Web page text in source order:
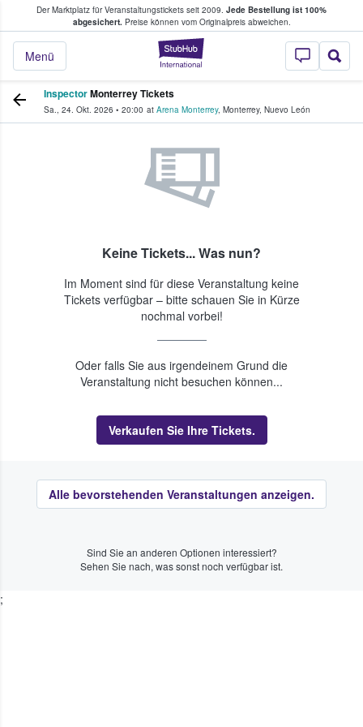
Der Marktplatz für Veranstaltungstickets seit 2009. Jede Bestellung ist 100%
abgesichert.Preise können vom Originalpreis abweichen.
StubHub - Wo
Menü
Tickets kaufen & verkaufen
InspectorMonterrey Tickets
Sa., 24. Okt. 2026 • 20:00 at Arena Monterrey, Monterrey, Nuevo León
Keine Tickets... Was nun?
Im Moment sind für diese Veranstaltung keine
Tickets verfügbar – bitte schauen Sie in Kürze
nochmal vorbei!
Oder falls Sie aus irgendeinem Grund die
Veranstaltung nicht besuchen können...
Verkaufen Sie Ihre Tickets.
Alle bevorstehenden Veranstaltungen anzeigen.
Sind Sie an anderen Optionen interessiert?
Sehen Sie nach, was sonst noch verfügbar ist.
;